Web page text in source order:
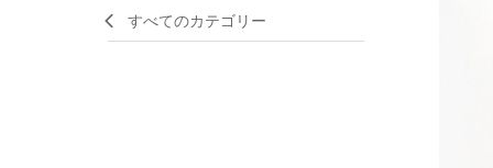
すべてのカテゴリー